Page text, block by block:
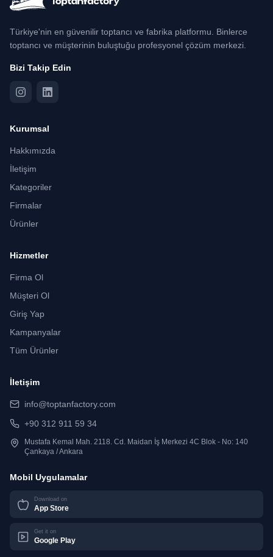
Türkiye'nin en güvenilir toptancı ve fabrika platformu. Binlerce
toptancı ve müşterinin buluştuğu profesyonel çözüm merkezi.
Bizi Takip Edin
Kurumsal
Hakkımızda
İletişim
Kategoriler
Firmalar
Ürünler
Hizmetler
Firma Ol
Müşteri Ol
Giriş Yap
Kampanyalar
Tüm Ürünler
İletişim
info@toptanfactory.com
+90 312 911 59 34
Mustafa Kemal Mah. 2118. Cd. Maidan İş Merkezi 4C Blok - No: 140
Çankaya / Ankara
Mobil Uygulamalar
Download on
App Store
Get it on
Google Play